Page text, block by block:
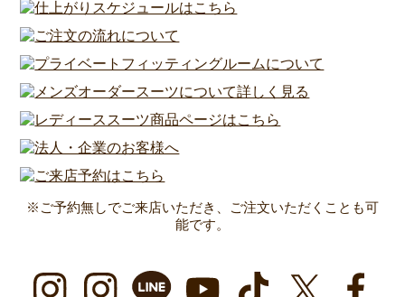
※ご予約無しでご来店いただき、ご注文いただくことも可
能です。